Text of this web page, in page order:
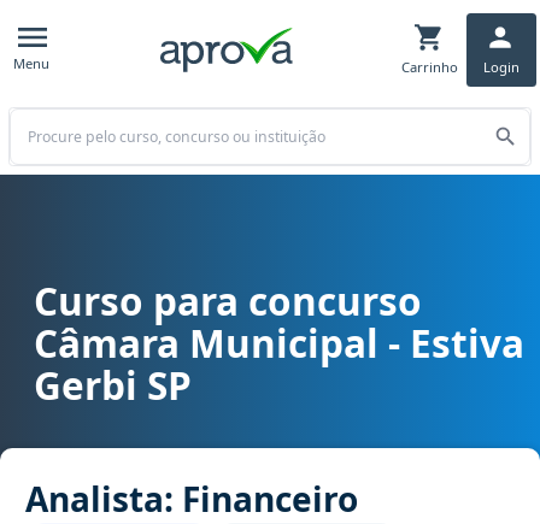
Menu Carrinho Login
Buscar
Curso para concurso Câmara Municipal - Estiva Gerbi SP cargo
Curso para concurso
Câmara Municipal - Estiva
Gerbi SP
Analista: Financeiro